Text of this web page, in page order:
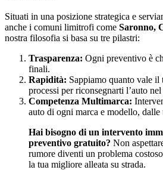
Situati in una posizione strategica e
anche i comuni limitrofi come Saronno,
nostra filosofia si basa su tre pilastri:
Trasparenza: Ogni preventivo è
finali.
Rapidità: Sappiamo quanto vale
processi per riconsegnarti l’auto
Competenza Multimarca:
auto di ogni marca e modello,
Hai bisogno di un intervento
preventivo gratuito? Non
rumore diventi un problema
la tua migliore alleata su strada.